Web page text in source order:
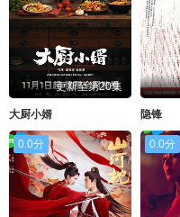
更新至第20集
大厨小婿 隐锋
0.0分 0.0分